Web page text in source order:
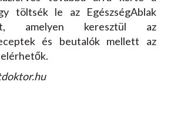
töltsék le az EgészségAblak
amelyen keresztül az
és beutalók mellett az